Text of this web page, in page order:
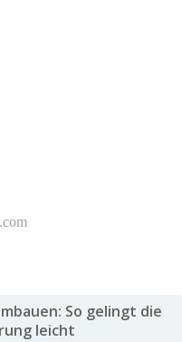
So gelingt die
leicht